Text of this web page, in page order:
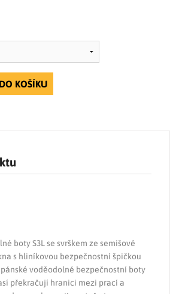
KOŠÍKU
boty S3L se svrškem ze semišové
s hliníkovou bezpečnostní špičkou
voděodolné bezpečnostní boty
překračují hranici mezi prací a